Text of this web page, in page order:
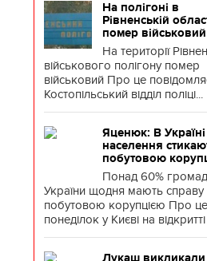
На полігоні в
Рівненській
помер військовий
На території
військового полігону помер
військовий Про це
Костопільський відділ поліці...
Яценюк: В
населення
побутовою
Понад 60%
України щодня мають справу
побутовою корупцією Про
понеділок у Києві на відкритті
Лукаш викликали